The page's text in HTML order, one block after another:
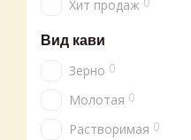
Хит продаж
Вид кави
Зерно 0
Молотая 0
Растворимая 0